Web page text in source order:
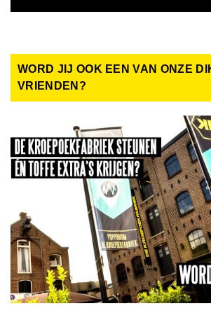
WORD JIJ OOK EEN VAN ONZE
VRIENDEN?